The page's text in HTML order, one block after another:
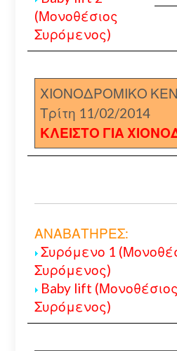
(Μονοθέσιος
Συρόμενος)
ΧΙΟΝΟΔΡΟΜΙΚΟ
Τρίτη 11/02/2014
ΚΛΕΙΣΤΟ ΓΙΑ
ΑΝΑΒΑΤΗΡΕΣ:
Συρόμενο 1
Συρόμενος)
Baby lift (Μονοθέσιος
Συρόμενος)